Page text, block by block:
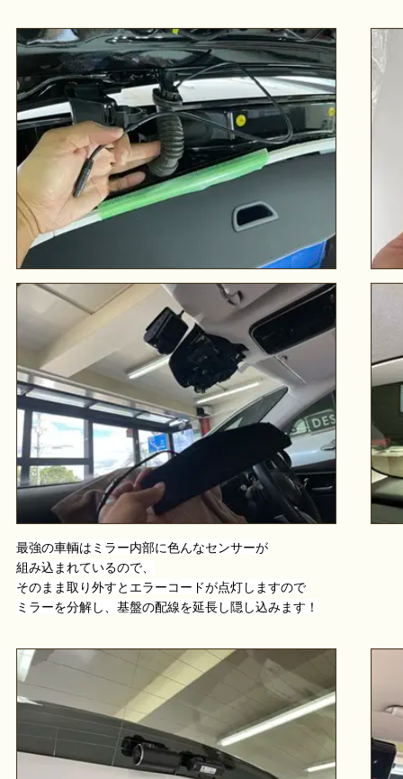
最強の車輌はミラー内部に色んなセンサーが
組み込まれているので、
そのまま取り外すとエラーコードが点灯しますので
ミラーを分解し、基盤の配線を延長し隠し込みます！